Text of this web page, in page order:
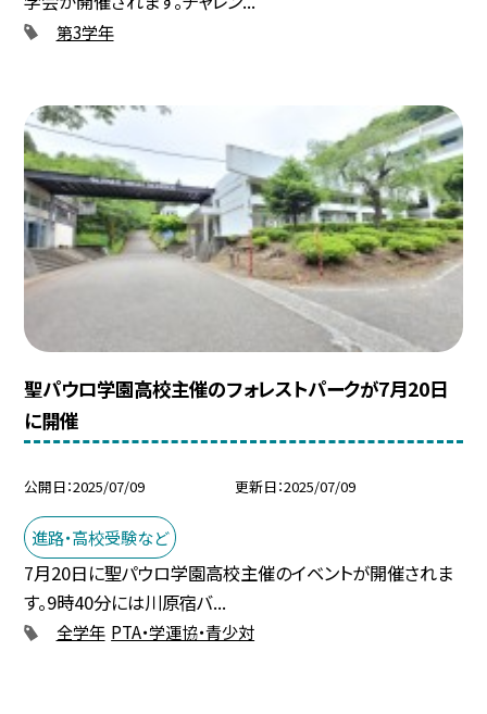
第3学年
聖パウロ学園高校主催のフォレストパークが7月20日
に開催
公開日 2025/07/09 更新日 2025/07/09
進路・高校受験など
7月20日に聖パウロ学園高校主催のイベントが開催されま
す。9時40分には川原宿バ...
全学年 PTA・学運協・青少対